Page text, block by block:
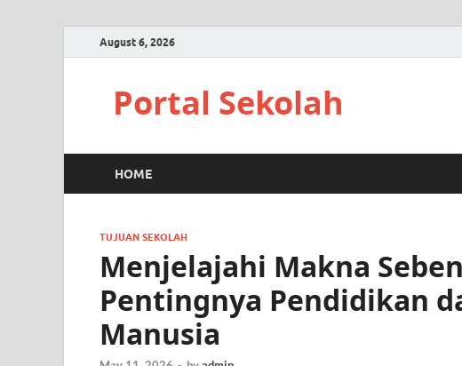
August 6, 2026
Portal Sekolah
HOME
TUJUAN SEKOLAH
Menjelajahi Makna
Pentingnya Pendidikan
Manusia